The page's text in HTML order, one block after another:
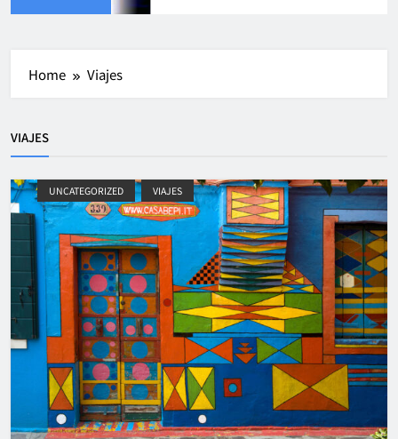
Home Viajes
VIAJES
UNCATEGORIZED VIAJES